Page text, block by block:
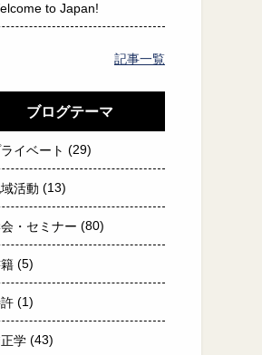
to Japan!
記事一覧
ブログテーマ
イベート (29)
活動 (13)
・セミナー (80)
(5)
(1)
学 (43)